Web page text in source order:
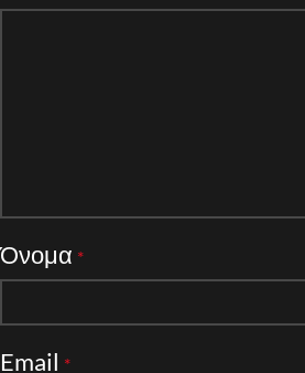
Όνομα *
Email *